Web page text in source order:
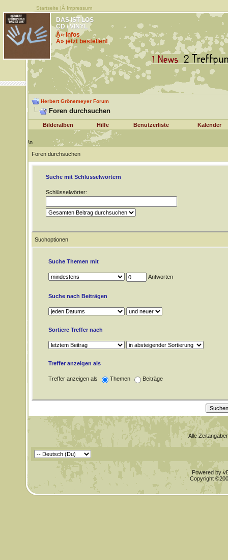
Startseite |Â Impressum
DAS IST LOS
CD / VINYL
Â» Infos
Â» jetzt bestellen!
Herbert Grönemeyer Forum
Foren durchsuchen
Bilderalben Hilfe Benutzerliste Kalender
\n
Foren durchsuchen
Suche mit Schlüsselwörtern
Schlüsselwörter:
Suchoptionen
Suche Themen mit
Antworten
Suche nach Beiträgen
Sortiere Treffer nach
Treffer anzeigen als
Treffer anzeigen als Themen Beiträge
Alle
Powered by
Copyright